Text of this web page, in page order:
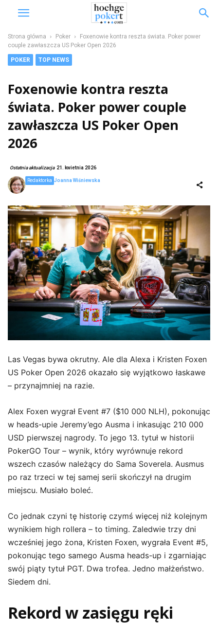
Strona główna Poker
Foxenowie kontra reszta świata. Poker power
couple zawłaszcza US Poker Open 2026
POKER TOP NEWS
Foxenowie kontra reszta
świata. Poker power couple
zawłaszcza US Poker Open
2026
Ostatnia aktualizacja 21. kwietnia 2026
Joanna Wiśniewska
Redaktorka
Las Vegas bywa okrutny. Ale dla Alexа i Kristen Foxen
US Poker Open 2026 okazało się wyjątkowo łaskawe
– przynajmniej na razie.
Alex Foxen wygrał Event #7 ($10 000 NLH), pokonując
w heads-upie Jeremy’ego Ausma i inkasując 210 000
USD pierwszej nagrody. To jego 13. tytuł w historii
PokerGO Tour – wynik, który wyrównuje rekord
wszech czasów należący do Sama Soverela. Ausmus
po raz trzeci w tej samej serii skończył na drugim
miejscu. Musiało boleć.
Co jednak czyni tę historię czymś więcej niż kolejnym
wynikiem high rollera – to timing. Zaledwie trzy dni
wcześniej jego żona, Kristen Foxen, wygrała Event #5,
pokonując tego samego Ausma heads-up i zgarniając
swój piąty tytuł PGT. Dwa trofea. Jedno małżeństwo.
Siedem dni.
Rekord w zasięgu ręki